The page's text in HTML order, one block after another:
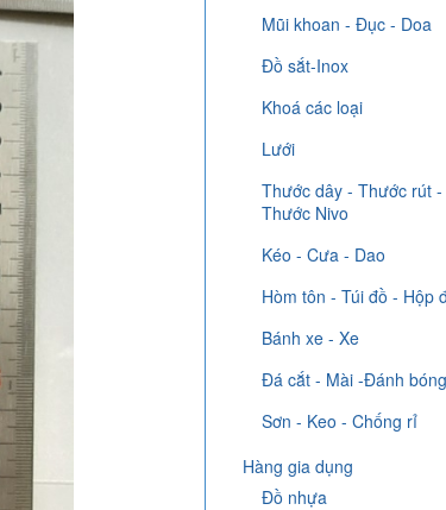
Mũi khoan - Đục - Doa
Đồ sắt-Inox
Khoá các loại
Lưới
Thước dây - Thước rút -
Thước Nivo
Kéo - Cưa - Dao
Hòm tôn - Túi đồ - Hộp
Bánh xe - Xe
Đá cắt - Mài -Đánh bóng
Sơn - Keo - Chống rỉ
Hàng gia dụng
Đồ nhựa